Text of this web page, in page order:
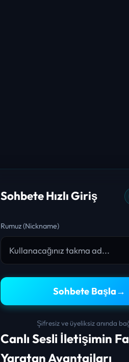
Sohbete Hızlı Giriş
Rumuz (Nickname)
Sohbete Başla→
Şifresiz ve üyeliksiz anında
Canlı Sesli İletişimin
Yaratan Avantajları